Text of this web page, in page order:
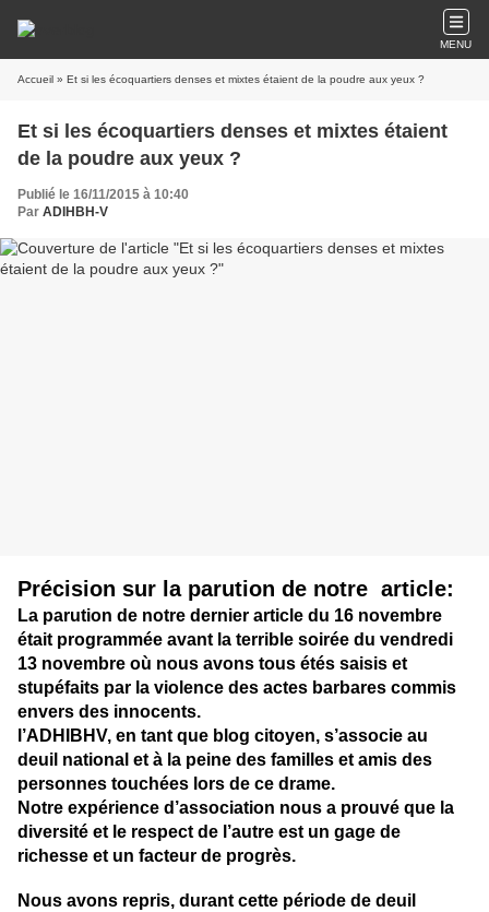
MENU
Accueil » Et si les écoquartiers denses et mixtes étaient de la poudre aux yeux ?
Et si les écoquartiers denses et mixtes étaient
de la poudre aux yeux ?
Publié le 16/11/2015 à 10:40
Par ADIHBH-V
Précision sur la parution de notre article:
La parution de notre dernier article du 16 novembre
était programmée avant la terrible soirée du vendredi
13 novembre où nous avons tous étés saisis et
stupéfaits par la violence des actes barbares commis
envers des innocents.
l’ADHIBHV, en tant que blog citoyen, s’associe au
deuil national et à la peine des familles et amis des
personnes touchées lors de ce drame.
Notre expérience d’association nous a prouvé que la
diversité et le respect de l’autre est un gage de
richesse et un facteur de progrès.
Nous avons repris, durant cette période de deuil